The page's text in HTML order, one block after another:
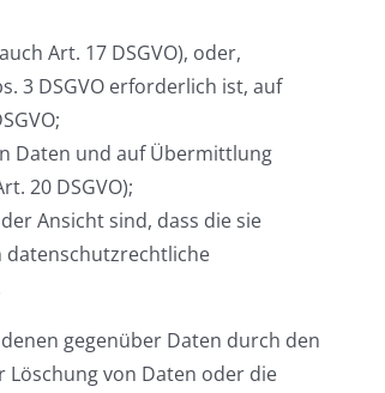
Art. 17 DSGVO), oder,
3 DSGVO erforderlich ist, auf
Daten und auf Übermittlung
20 DSGVO);
Ansicht sind, dass die sie
datenschutzrechtliche
gegenüber Daten durch den
von Daten oder die